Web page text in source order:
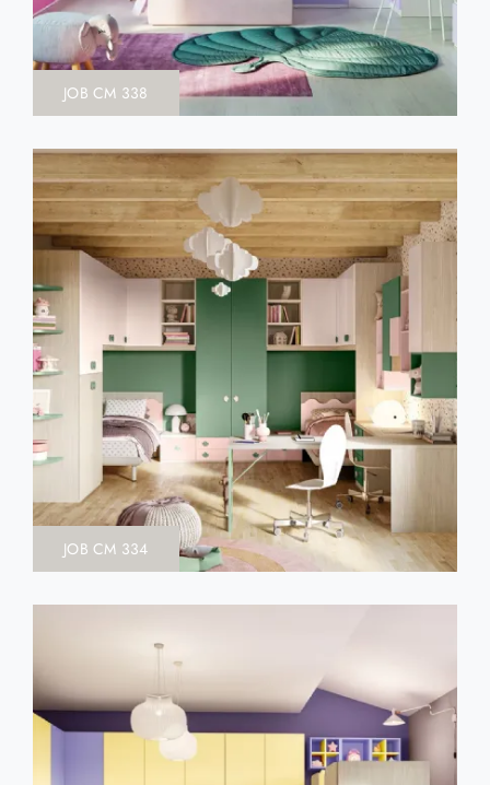
JOB CM 338
JOB CM 334